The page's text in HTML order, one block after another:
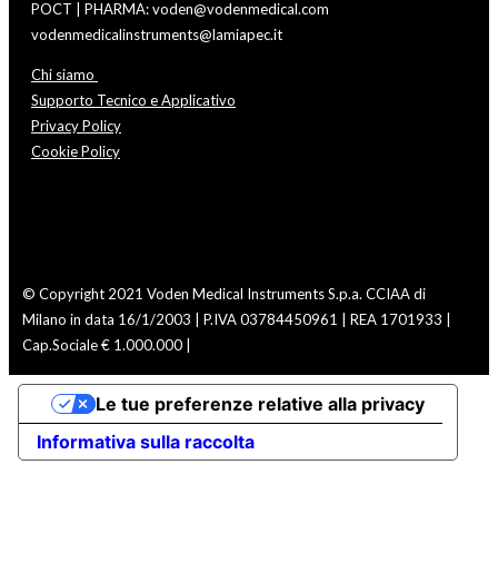
POCT | PHARMA: voden@vodenmedical.com
vodenmedicalinstruments@lamiapec.it
Chi siamo
Supporto Tecnico e Applicativo
Privacy Policy
Cookie Policy
© Copyright 2021 Voden Medical Instruments S.p.a. CCIAA di
Milano in data 16/1/2003 | P.IVA 03784450961 | REA 1701933 |
Cap.Sociale € 1.000.000 |
Informativa sulla raccolta
Le tue preferenze relative alla privacy